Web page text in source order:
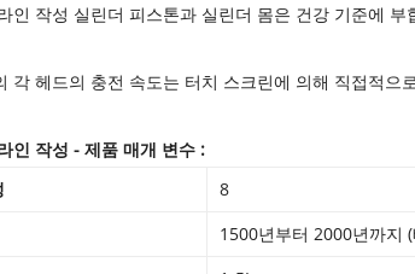
인 작성 실린더 피스톤과 실린더 몸은 건강 기준에
각 헤드의 충전 속도는 터치 스크린에 의해 직접적으
인 작성 - 제품 매개 변수 :
8
1500년부터 2000년까지